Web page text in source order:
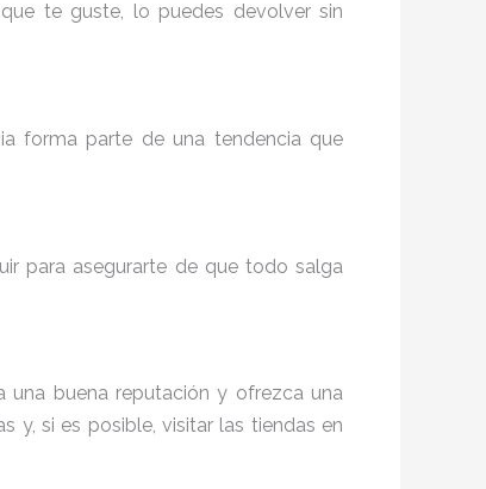
te guste, lo puedes devolver sin
forma parte de una tendencia que
para asegurarte de que todo salga
una buena reputación y ofrezca una
y, si es posible, visitar las tiendas en